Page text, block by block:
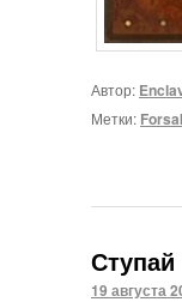
Автор:
Метки:
19 августа